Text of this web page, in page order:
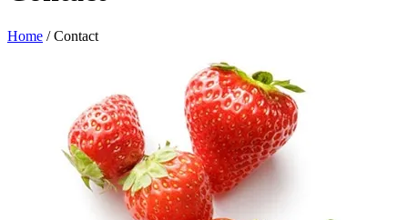
Home /Contact